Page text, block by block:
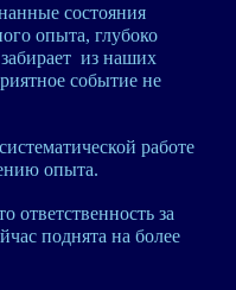
состояния
опыта, глубоко
из наших
событие не
работе
опыта.
ответственность за
поднята на более